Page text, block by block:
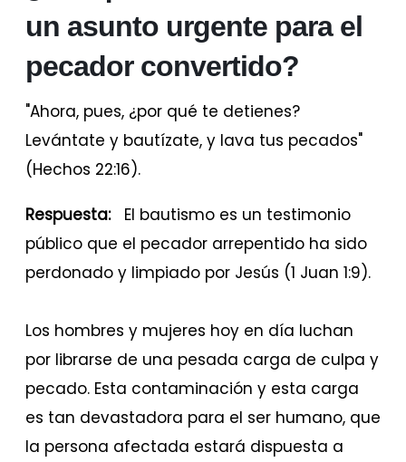
un asunto urgente para el
pecador convertido?
"Ahora, pues, ¿por qué te detienes?
Levántate y bautízate, y lava tus pecados"
(Hechos 22:16).
Respuesta:El bautismo es un testimonio
público que el pecador arrepentido ha sido
perdonado y limpiado por Jesús (1 Juan 1:9).
Los hombres y mujeres hoy en día luchan
por librarse de una pesada carga de culpa y
pecado. Esta contaminación y esta carga
es tan devastadora para el ser humano, que
la persona afectada estará dispuesta a